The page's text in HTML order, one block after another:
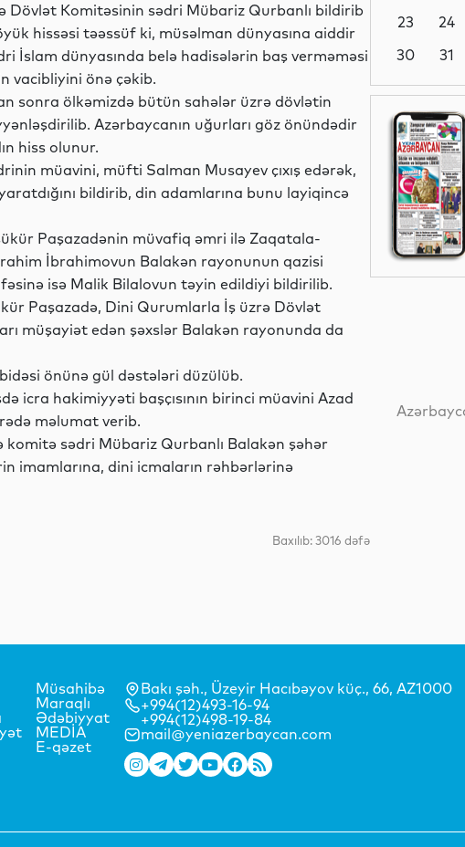
Dövlət Komitəsinin sədri Mübariz Qurbanlı bildirib
hissəsi təəssüf ki, müsəlman dünyasına aiddir
İslam dünyasında belə hadisələrin baş verməməsi
vacibliyini önə çəkib.
sonra ölkəmizdə bütün sahələr üzrə dövlətin
Azərbaycanın uğurları göz önündədir
hiss olunur.
müavini, müfti Salman Musayev çıxış edərək,
bildirib, din adamlarına bunu layiqincə
Paşazadənin müvafiq əmri ilə Zaqatala-
İbrahimovun Balakən rayonunun qazisi
isə Malik Bilalovun təyin edildiyi bildirilib.
Paşazadə, Dini Qurumlarla İş üzrə Dövlət
müşayiət edən şəxslər Balakən rayonunda da
önünə gül dəstələri düzülüb.
icra hakimiyyəti başçısının birinci müavini Azad
məlumat verib.
sədri Mübariz Qurbanlı Balakən şəhər
imamlarına, dini icmaların rəhbərlərinə
Baxılıb: 3016 dəfə
Analitik
Siyasət
Siyasət
23
24
30
31
Müsahibə
Maraqlı
Ədəbiyyat
MEDİA
E-qəzet
Bakı şəh., Üzeyir Hacıbəyov küç., 66, AZ1000
+994(12)493-16-94
+994(12)498-19-84
mail@yeniazerbaycan.com